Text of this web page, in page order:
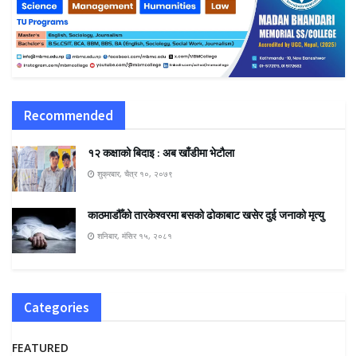
Recommended
१२ कक्षाको बिदाइ : अब खाँडीमा भेटौला
शुक्रबार, चैत्र १०, २०७९
काठमाडौँको तारकेश्वरमा बसको ढोकाबाट खसेर दुई जनाको मृत्यु
शनिबार, मंसिर १५, २०८१
Categories
FEATURED